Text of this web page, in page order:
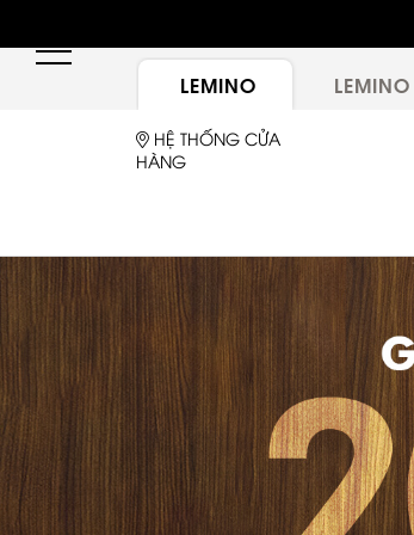
túi LEMINO với logo Double L mới sau một thập
LEMINO
HỆ THỐNG CỬA
HÀNG